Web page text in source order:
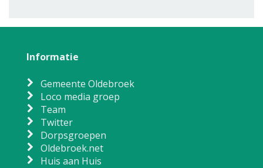
Informatie
Gemeente Oldebroek
Loco media groep
Team
Twitter
Dorpsgroepen
Oldebroek.net
Huis aan Huis